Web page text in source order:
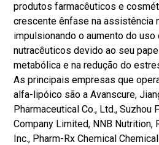
produtos farmacêuticos e
crescente ênfase na assistência
impulsionando o aumento do
nutracêuticos devido ao seu
metabólica e na redução do
As principais empresas que
alfa-lipóico são a Avanscure,
Pharmaceutical Co., Ltd., Suzhou
Company Limited, NNB Nutrition,
Inc., Pharm-Rx Chemical